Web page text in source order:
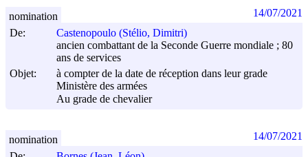
De:
Castenopoulo (Stélio, Dimitri)
ancien combattant de la Seconde Guerre mondiale ; 80
ans de services
Objet:
à compter de la date de réception dans leur grade
Ministère des armées
Au grade de chevalier
nomination 14/07/2021
nomination 14/07/2021